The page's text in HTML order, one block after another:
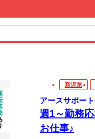
新潟県
アースサポー
週1～勤務
お仕事♪